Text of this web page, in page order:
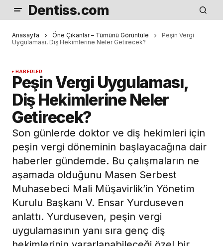
Dentiss.com
Anasayfa Öne Çıkanlar – Tümünü Görüntüle
Peşin Vergi
Uygulaması, Diş Hekimlerine Neler Getirecek?
HABERLER
Peşin Vergi Uygulaması,
Diş Hekimlerine Neler
Getirecek?
Son günlerde doktor ve diş hekimleri için
peşin vergi döneminin başlayacağına dair
haberler gündemde. Bu çalışmaların ne
aşamada olduğunu Masen Serbest
Muhasebeci Mali Müşavirlik’in Yönetim
Kurulu Başkanı V. Ensar Yurduseven
anlattı. Yurduseven, peşin vergi
uygulamasının yanı sıra genç diş